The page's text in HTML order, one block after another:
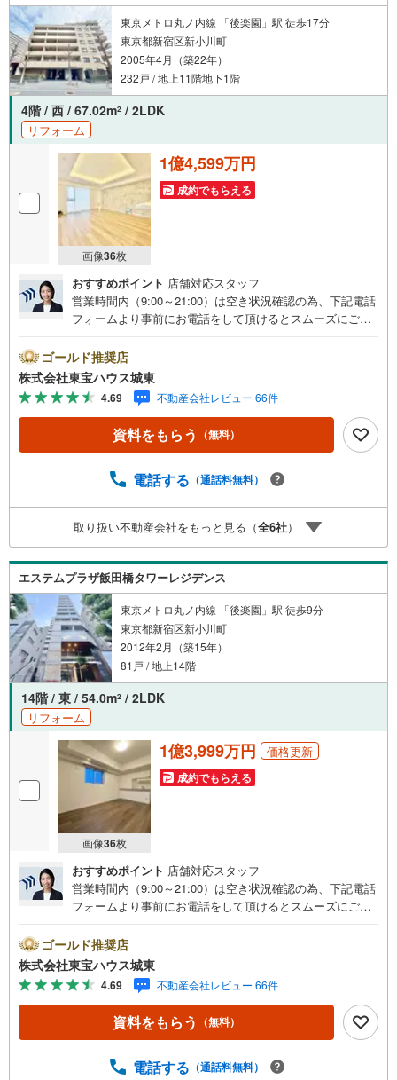
東京メトロ丸ノ内線 「後楽園」駅 徒歩17分
東京都新宿区新小川町
2005年4月（築22年）
232戸 / 地上11階地下1階
4階 / 西 / 67.02m2 / 2LDK
リフォーム
画像36枚
1億4,599万円
成約でもらえる
おすすめポイント 店舗対応スタッフ
営業時間内（9:00～21:00）は空き状況確認の為、下記電話
フォームより事前にお電話をして頂けるとスムーズにご案
カレンダーの作成▽ご購入後もお客様の人生のパートナー
として暮らしの「安心」を守り続けます。【Yahoo！ 不動
産キャンペーン対象店舗】当店で物件を成約するとPayPay
ボーナスライトがもらえる「Yahoo！ 不動産 物件ご成約キ
ャンペーン」の対象になります。「資料をもらう」「見学
予約をする」ボタンからお問い合わせください。※必ずYah
スライトは出金と譲渡はできません。ご案内・詳細な資料
時受け付けております！■頭金0円からのご購入可能です■
（諸費用もOK）お気軽にお問い合わせください。
ゴールド推奨店
株式会社東宝ハウス城東
4.69 不動産会社レビュー 66件
資料をもらう （無料）
電話する （通話料無料）
取り扱い不動産会社をもっと見る（全6社）
エステムプラザ飯田橋タワーレジデンス
東京メトロ丸ノ内線 「後楽園」駅 徒歩9分
東京都新宿区新小川町
2012年2月（築15年）
81戸 / 地上14階
14階 / 東 / 54.0m2 / 2LDK
リフォーム
画像36枚
1億3,999万円 価格更新
成約でもらえる
おすすめポイント 店舗対応スタッフ
営業時間内（9:00～21:00）は空き状況確認の為、下記電話
フォームより事前にお電話をして頂けるとスムーズにご案
カレンダーの作成▽ご購入後もお客様の人生のパートナー
として暮らしの「安心」を守り続けます。【Yahoo！ 不動
産キャンペーン対象店舗】当店で物件を成約するとPayPay
ボーナスライトがもらえる「Yahoo！ 不動産 物件ご成約キ
ャンペーン」の対象になります。「資料をもらう」「見学
予約をする」ボタンからお問い合わせください。※必ずYah
スライトは出金と譲渡はできません。ご案内・詳細な資料
ゴールド推奨店
株式会社東宝ハウス城東
4.69 不動産会社レビュー 66件
資料をもらう （無料）
電話する （通話料無料）